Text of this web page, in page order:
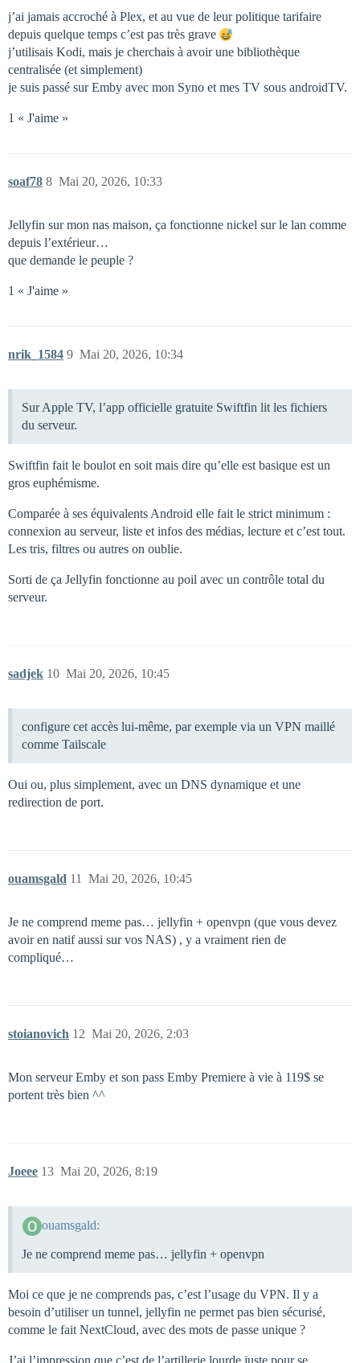
j’ai jamais accroché à Plex, et au vue de leur politique tarifaire
depuis quelque temps c’est pas très grave
j’utilisais Kodi, mais je cherchais à avoir une bibliothèque
centralisée (et simplement)
je suis passé sur Emby avec mon Syno et mes TV sous androidTV.
1 « J'aime »
soaf78 Mai 20, 2026, 10:33
8
Jellyfin sur mon nas maison, ça fonctionne nickel sur le lan comme
depuis l’extérieur…
que demande le peuple ?
1 « J'aime »
nrik_1584 Mai 20, 2026, 10:34
9
Sur Apple TV, l’app officielle gratuite Swiftfin lit les fichiers
du serveur.
Swiftfin fait le boulot en soit mais dire qu’elle est basique est un
gros euphémisme.
Comparée à ses équivalents Android elle fait le strict minimum :
connexion au serveur, liste et infos des médias, lecture et c’est tout.
Les tris, filtres ou autres on oublie.
Sorti de ça Jellyfin fonctionne au poil avec un contrôle total du
serveur.
sadjek Mai 20, 2026, 10:45
10
configure cet accès lui-même, par exemple via un VPN maillé
comme Tailscale
Oui ou, plus simplement, avec un DNS dynamique et une
redirection de port.
ouamsgald Mai 20, 2026, 10:45
11
Je ne comprend meme pas… jellyfin + openvpn (que vous devez
avoir en natif aussi sur vos NAS) , y a vraiment rien de
compliqué…
stoianovich Mai 20, 2026, 2:03
12
Mon serveur Emby et son pass Emby Premiere à vie à 119$ se
portent très bien ^^
Joeee Mai 20, 2026, 8:19
13
ouamsgald:
Je ne comprend meme pas… jellyfin + openvpn
Moi ce que je ne comprends pas, c’est l’usage du VPN. Il y a
besoin d’utiliser un tunnel, jellyfin ne permet pas bien sécurisé,
comme le fait NextCloud, avec des mots de passe unique ?
J’ai l’impression que c’est de l’artillerie lourde juste pour se